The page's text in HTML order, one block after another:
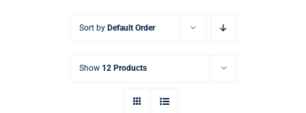
Sort by Default Order
Show 12 Products